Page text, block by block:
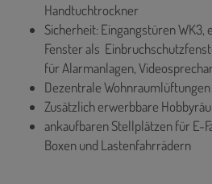
Handtuchtrockner
Sicherheit: Eingangstüren WK3,
Fenster als
für Alarmanlagen,
Dezentrale
Zusätzlich erwerbbare
ankaufbaren Stellplätzen für E-
Boxen und Lastenfahrrädern